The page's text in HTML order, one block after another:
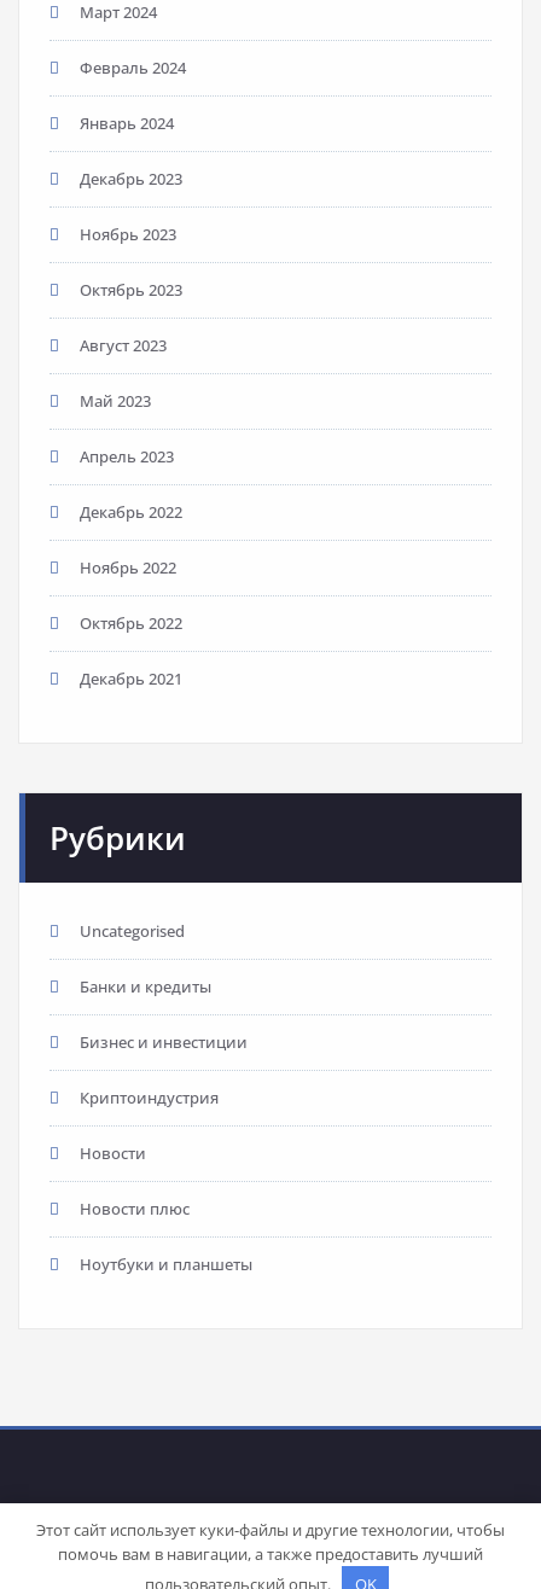
Март 2024
Февраль 2024
Январь 2024
Декабрь 2023
Ноябрь 2023
Октябрь 2023
Август 2023
Май 2023
Апрель 2023
Декабрь 2022
Ноябрь 2022
Октябрь 2022
Декабрь 2021
Рубрики
Uncategorised
Банки и кредиты
Бизнес и инвестиции
Криптоиндустрия
Новости
Новости плюс
Ноутбуки и планшеты
WordPress | Theme: Stacyby SpiceThemes
Этот сайт использует куки-файлы и другие технологии, чтобы
помочь вам в навигации, а также предоставить лучший
пользовательский опыт.
OK